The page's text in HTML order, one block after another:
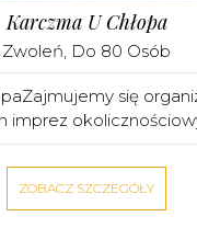
Karczma U Chłopa
Zwoleń, Do 80 Osób
się
imprez
ZOBACZ SZCZEGÓŁY